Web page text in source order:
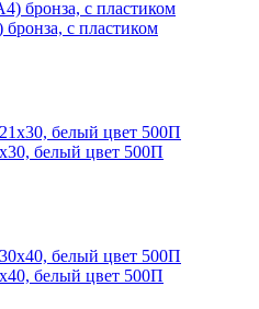
с пластиком
белый цвет 500П
белый цвет 500П